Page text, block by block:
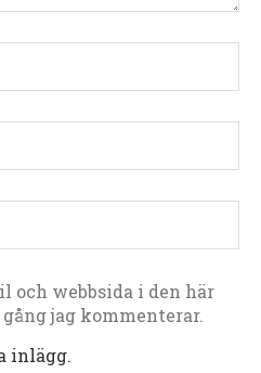
och webbsida i den här
jag kommenterar.
inlägg.